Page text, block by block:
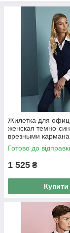
Жилетка для
женская темно-
врезными
01112
Готово до
1 525 ₴
Купити